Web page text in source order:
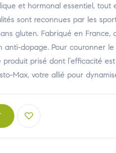
et hormonal essentiel, tout
sont reconnues par les
gluten. Fabriqué en France,
anti-dopage. Pour couronner
prisé dont l’efficacité
Max, votre allié pour